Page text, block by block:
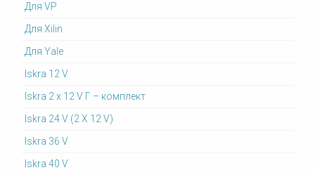
Для VP
Для Xilin
Для Yale
Iskra 12 V
Iskra 2 x 12 V Г – комплект
Iskra 24 V (2 X 12 V)
Iskra 36 V
Iskra 40 V